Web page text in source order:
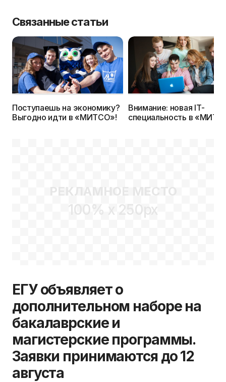
Связанные статьи
Поступаешь на экономику?
Выгодно идти в «МИТСО»!
Внимание: новая IТ-
специальность в
РЕКЛАМНОЕ МЕСТО
100% x 250px
ЕГУ объявляет о
дополнительном наборе на
бакалаврские и
магистерские программы.
Заявки принимаются до 12
августа